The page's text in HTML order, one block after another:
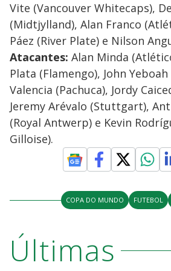
Vite (Vancouver Whitecaps),
(Midtjylland), Alan Franco
Páez (River Plate) e Nilson
Atacantes: Alan Minda
Plata (Flamengo), John
Valencia (Pachuca), Jordy
Jeremy Arévalo (Stuttgart),
(Royal Antwerp) e Kevin
Gilloise).
COPA DO MUNDO FUTEBOL
Últimas